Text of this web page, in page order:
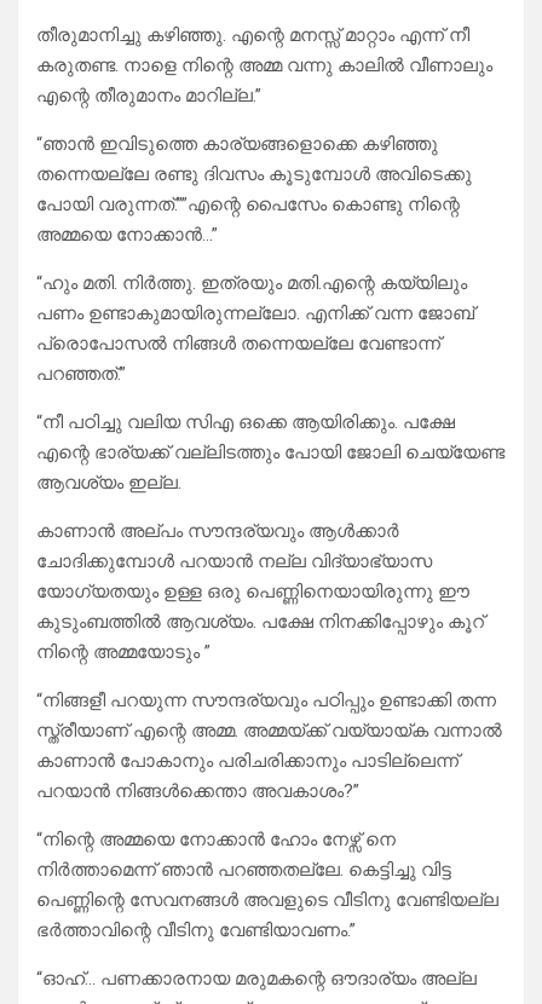
തീരുമാനിച്ചു കഴിഞ്ഞു. എന്റെ മനസ്സ് മാറ്റാം എന്ന് നീ
കരുതണ്ട. നാളെ നിന്റെ അമ്മ വന്നു കാലിൽ വീണാലും
എന്റെ തീരുമാനം മാറില്ല.”
“ഞാൻ ഇവിടുത്തെ കാര്യങ്ങളൊക്കെ കഴിഞ്ഞു
തന്നെയല്ലേ രണ്ടു ദിവസം കൂടുമ്പോൾ അവിടെക്കു
പോയി വരുന്നത്.””എന്റെ പൈസേം കൊണ്ടു നിന്റെ
അമ്മയെ നോക്കാൻ…”
“ഹും മതി. നിർത്തു. ഇത്രയും മതി.എന്റെ കയ്യിലും
പണം ഉണ്ടാകുമായിരുന്നല്ലോ. എനിക്ക് വന്ന ജോബ്
പ്രൊപോസൽ നിങ്ങൾ തന്നെയല്ലേ വേണ്ടാന്ന്
പറഞ്ഞത്.”
“നീ പഠിച്ചു വലിയ സിഎ ഒക്കെ ആയിരിക്കും. പക്ഷേ
എന്റെ ഭാര്യക്ക് വല്ലിടത്തും പോയി ജോലി ചെയ്യേണ്ട
ആവശ്യം ഇല്ല.
കാണാൻ അല്പം സൗന്ദര്യവും ആൾക്കാർ
ചോദിക്കുമ്പോൾ പറയാൻ നല്ല വിദ്യാഭ്യാസ
യോഗ്യതയും ഉള്ള ഒരു പെണ്ണിനെയായിരുന്നു ഈ
കുടുംബത്തിൽ ആവശ്യം. പക്ഷേ നിനക്കിപ്പോഴും കൂറ്
നിന്റെ അമ്മയോടും ”
“നിങ്ങളീ പറയുന്ന സൗന്ദര്യവും പഠിപ്പും ഉണ്ടാക്കി തന്ന
സ്ത്രീയാണ് എന്റെ അമ്മ. അമ്മയ്ക്ക് വയ്യായ്ക വന്നാൽ
കാണാൻ പോകാനും പരിചരിക്കാനും പാടില്ലെന്ന്
പറയാൻ നിങ്ങൾക്കെന്താ അവകാശം?”
“നിന്റെ അമ്മയെ നോക്കാൻ ഹോം നേഴ്സ് നെ
നിർത്താമെന്ന് ഞാൻ പറഞ്ഞതല്ലേ. കെട്ടിച്ചു വിട്ട
പെണ്ണിന്റെ സേവനങ്ങൾ അവളുടെ വീടിനു വേണ്ടിയല്ല
ഭർത്താവിന്റെ വീടിനു വേണ്ടിയാവണം.”
“ഓഹ്… പണക്കാരനായ മരുമകന്റെ ഔദാര്യം അല്ല